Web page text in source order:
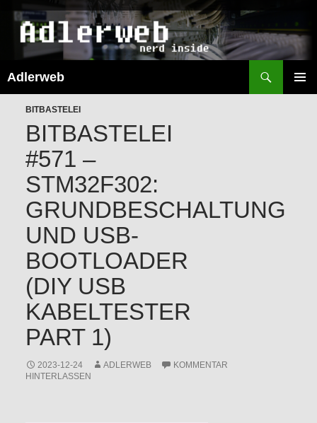
Adlerweb
SPRINGEN
BITBASTELEI
BITBASTELEI
#571 –
STM32F302:
GRUNDBESCHALTUNG
UND USB-
BOOTLOADER
(DIY USB
KABELTESTER
PART 1)
2023-12-24 ADLERWEB
KOMMENTAR
HINTERLASSEN